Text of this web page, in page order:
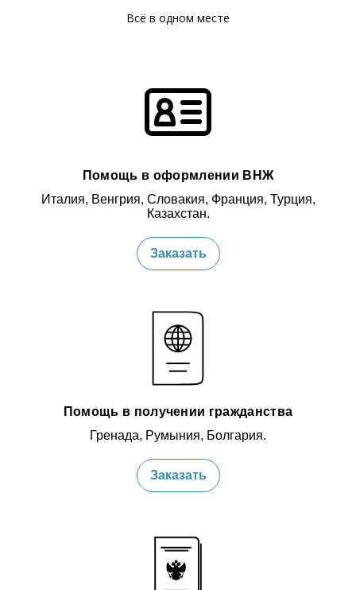
Всё в одном месте
Помощь в оформлении ВНЖ
Италия, Венгрия, Словакия, Франция, Турция,
Казахстан.
Заказать
Помощь в получении гражданства
Гренада, Румыния, Болгария.
Заказать